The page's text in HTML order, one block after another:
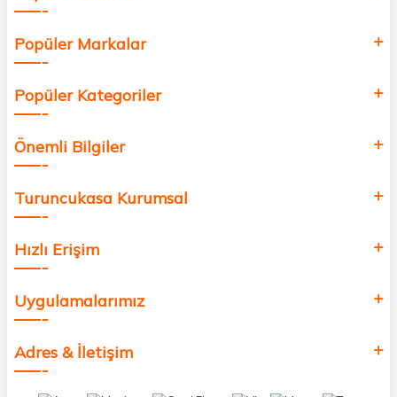
Popüler Markalar
Popüler Kategoriler
Önemli Bilgiler
Turuncukasa Kurumsal
Hızlı Erişim
Uygulamalarımız
Adres & İletişim